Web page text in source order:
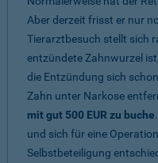
Aber derzeit frisst er nur
Tierarztbesuch stellt sich
entzündete Zahnwurzel
die Entzündung sich
Zahn unter Narkose
mit gut 500 EUR zu buche
und sich für eine
Selbstbeteiligung